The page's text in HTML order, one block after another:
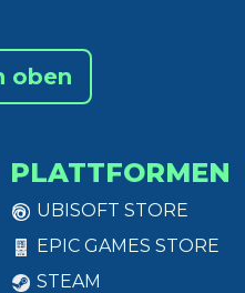
oben
PLATTFORMEN
UBISOFT STORE
EPIC GAMES STORE
STEAM